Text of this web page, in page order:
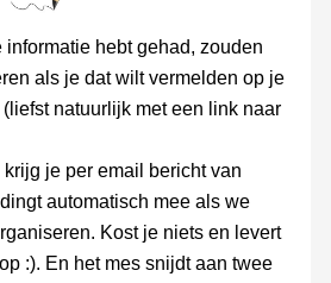
hebt gehad, zouden
als je dat wilt vermelden op je
natuurlijk met een link naar
je per email bericht van
automatisch mee als we
Kost je niets en levert
:). En het mes snijdt aan twee